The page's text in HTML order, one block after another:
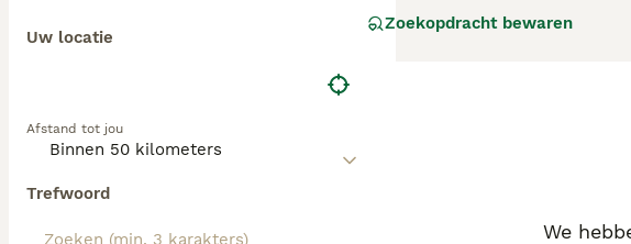
Uw locatie
Afstand tot jou
Trefwoord
hele lichaam bedekken. Deze
Zoekopdracht bewaren
We